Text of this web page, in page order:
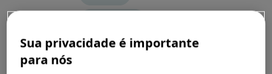
Dor no corpo
Sua privacidade é importante
para nós